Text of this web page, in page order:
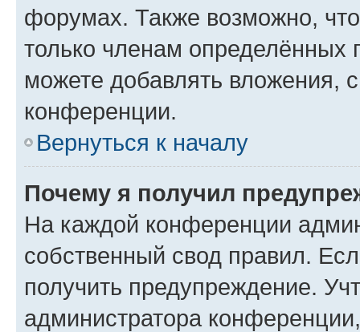
форумах. Также возможно,
только членам определённых
можете добавлять вложения,
конференции.
Вернуться к началу
Почему я получил
На каждой конференции
собственный свод правил.
получить предупреждение.
администратора